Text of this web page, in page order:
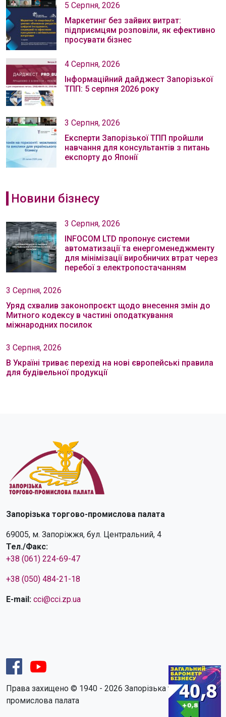
5 Серпня, 2026
Маркетинг без зайвих витрат:
підприємцям розповіли, як ефективно
просувати бізнес
4 Серпня, 2026
Інформаційний дайджест Запорізької
ТПП: 5 серпня 2026 року
3 Серпня, 2026
Експерти Запорізької ТПП пройшли
навчання для консультантів з питань
експорту до Японії
Новини бізнесу
3 Серпня, 2026
INFOCOM LTD пропонує системи
автоматизації та енергоменеджменту
для мінімізації виробничих втрат через
перебої з електропостачанням
3 Серпня, 2026
Уряд схвалив законопроєкт щодо внесення змін до
Митного кодексу в частині оподаткування
міжнародних посилок
3 Серпня, 2026
В Україні триває перехід на нові європейські правила
для будівельної продукції
Запорізька торгово-промислова палата
69005, м. Запоріжжя, бул. Центральний, 4
Тел./Факс:
+38 (061) 224-69-47
+38 (050) 484-21-18
E-mail: cci@cci.zp.ua
Права захищено © 1940 - 2026 Запорізька торгово-
промислова палата